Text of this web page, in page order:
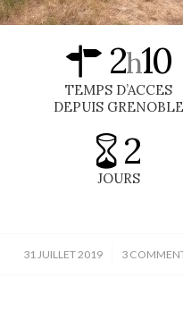
2h10
TEMPS D’ACCES
DEPUIS GRENOBLE
2
JOURS
31 JUILLET 2019
/ 3